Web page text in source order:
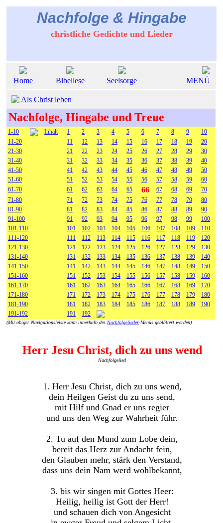
Nachfolge & Hingabe
christliche Gedichte und Lieder
Home Bibellese Seelsorge MENÜ
Als Christ leben
Nachfolge, Hingabe und Treue
1-10 Inhalt 1 2 3 4 5 6 7 8 9
10
11-20
11 12 13 14 15 16 17 18 19
20
21-30
21 22 23 24 25 26 27 28 29
30
31-40
31 32 33 34 35 36 37 38 39
40
41-50
41 42 43 44 45 46 47 48 49
50
51-60
51 52 53 54 55 56 57 58 59
60
61-70
61 62 63 64 65 66 67 68 69
70
71-80
71 72 73 74 75 76 77 78 79
80
81-90
81 82 83 84 85 86 87 88 89
90
91-100
91 92 93 94 95 96 97 98 99
100
101-110
101 102 103 104 105 106 107 108 109
110
111-120
111 112 113 114 115 116 117 118 119
120
121-130
121 122 123 124 125 126 127 128 129
130
131-140
131 132 133 134 135 136 137 138 139
140
141-150
141 142 143 144 145 146 147 148 149
150
151-160
151 152 153 154 155 156 157 158 159
160
161-170
161 162 163 164 165 166 167 168 169
170
171-180
171 172 173 174 175 176 177 178 179
180
181-190
181 182 183 184 185 186 187 188 189
190
191-192
191 192
(Mit obiger Navigationsleiste kann innerhalb des Nachfolgelieder-Menüs geblättert werden)
Herr Jesu Christ, dich zu uns wend
Nachfolgelied
1. Herr Jesu Christ, dich zu uns wend,
dein Heilgen Geist du zu uns send,
mit Hilf und Gnad er uns regier
und uns den Weg zur Wahrheit führ.
2. Tu auf den Mund zum Lobe dein,
bereit das Herz zur Andacht fein,
den Glauben mehr, stärk den Verstand,
dass uns dein Nam werd wohlbekannt,
3. bis wir singen mit Gottes Heer:
Heilig, heilig ist Gott der Herr!
und schauen dich von Angesicht